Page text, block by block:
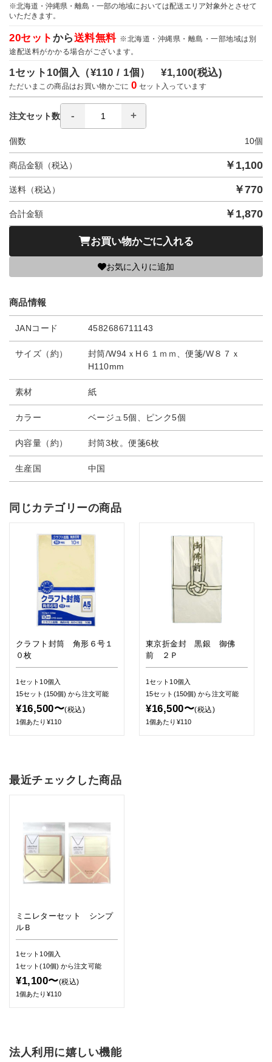
※北海道・沖縄県・離島・一部の地域においては配送エリア対象外とさせて
いただきます。
20セット から送料無料 ※北海道・沖縄県・離島・一部地域は別
途配送料がかかる場合がございます。
1セット10個入（¥110 / 1個）¥1,100(税込)
ただいまこの商品はお買い物かごに0 セット入っています
注文セット数
個数 10個
商品金額（税込） ￥ 1,100
送料（税込） ￥770
合計金額 ￥ 1,870
お買い物かごに入れる
お気に入りに追加
商品情報
JANコード 4582686711143
サイズ（約）
封筒/W94ｘH６１ｍｍ、便箋/W８７ｘ
H110mm
素材 紙
カラー ベージュ5個、ピンク5個
内容量（約） 封筒3枚。便箋6枚
生産国 中国
同じカテゴリーの商品
クラフト封筒 角形６号１
０枚
1セット10個入
15セット(150個)から注文可能
¥16,500〜(税込)
1個あたり¥110
東京折金封 黒銀 御佛
前 ２Ｐ
1セット10個入
15セット(150個)から注文可能
¥16,500〜(税込)
1個あたり¥110
最近チェックした商品
ミニレターセット シンプ
ルＢ
1セット10個入
1セット(10個)から注文可能
¥1,100〜(税込)
1個あたり¥110
法人利用に嬉しい機能